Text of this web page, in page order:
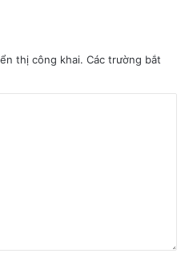
trong năm 2021. Giá bán
tăng 5% lên 263 USD
tính rằng toàn bộ thị trường
thị công khai. Các trường bắt